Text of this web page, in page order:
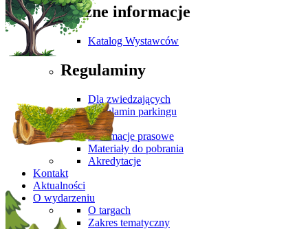
Ważne informacje
Katalog Wystawców
Regulaminy
Dla zwiedzających
Regulamin parkingu
Media
Informacje prasowe
Materiały do pobrania
Akredytacje
Kontakt
Aktualności
O wydarzeniu
O targach
Zakres tematyczny